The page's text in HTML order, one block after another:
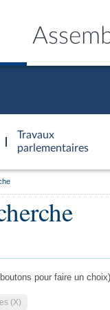
Travaux
parlementaires
pour faire un choix)
(X)